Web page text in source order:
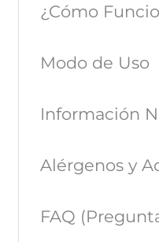
¿Cómo
Modo de Uso
Información
Alérgenos y
FAQ